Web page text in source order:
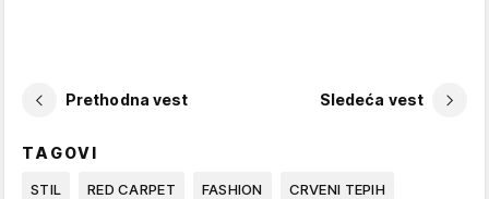
Prethodna vest Sledeća vest
TAGOVI
STIL RED CARPET FASHION CRVENI TEPIH